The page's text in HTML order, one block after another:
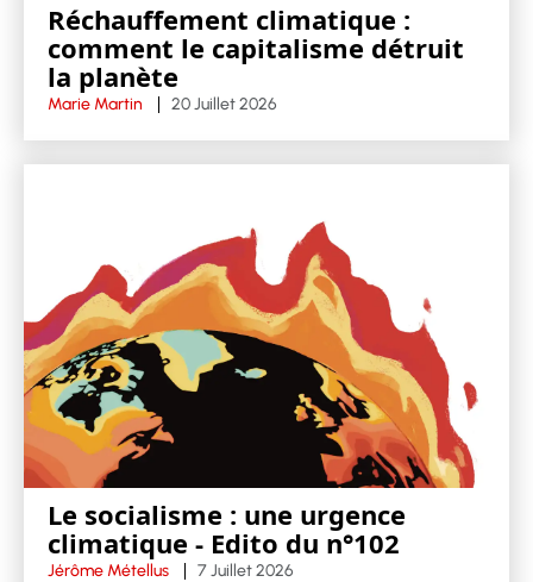
Réchauffement climatique :
comment le capitalisme détruit
la planète
Marie Martin 20 Juillet 2026
Le socialisme : une urgence
climatique - Edito du n°102
Jérôme Métellus 7 Juillet 2026